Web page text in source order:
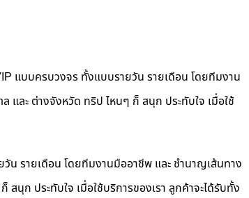
แบบครบวงจร ทั้งแบบรายวัน รายเดือน โดยทีมงาน
ละ ต่างจังหวัด ทริป ไหนๆ ก็ สนุก ประทับใจ เมื่อใช้
น รายเดือน โดยทีมงานมืออาชีพ และ ชำนาญเส้นทาง
ก ประทับใจ เมื่อใช้บริการของเรา ลูกค้าจะได้รับทั้ง